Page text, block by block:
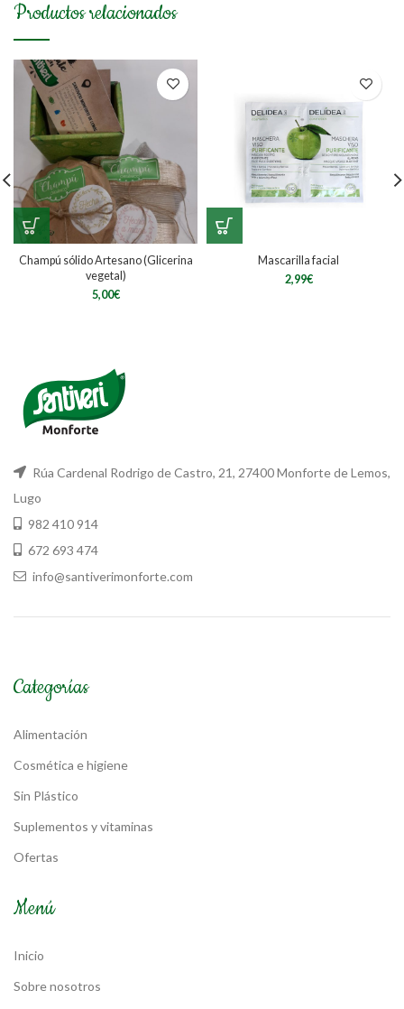
Productos relacionados
Champú sólido Artesano (Glicerina
vegetal)
5,00€
Mascarilla facial
2,99€
Rúa Cardenal Rodrigo de Castro, 21, 27400 Monforte de Lemos,
Lugo
982 410 914
672 693 474
info@santiverimonforte.com
Categorías
Alimentación
Cosmética e higiene
Sin Plástico
Suplementos y vitaminas
Ofertas
Menú
Inicio
Sobre nosotros